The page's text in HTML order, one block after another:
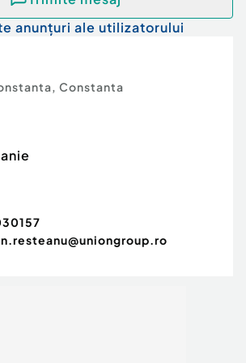
anunțuri ale utilizatorului
, Constanta